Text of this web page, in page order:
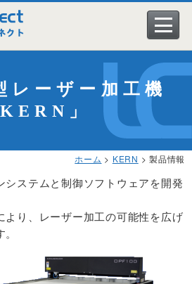
由
メーカー
品一覧
ザーサポート
会社情報
レーザー加工機
KERN」
ホーム > KERN > 製品情報
システムと制御ソフトウェアを開発
より、レーザー加工の可能性を広げ